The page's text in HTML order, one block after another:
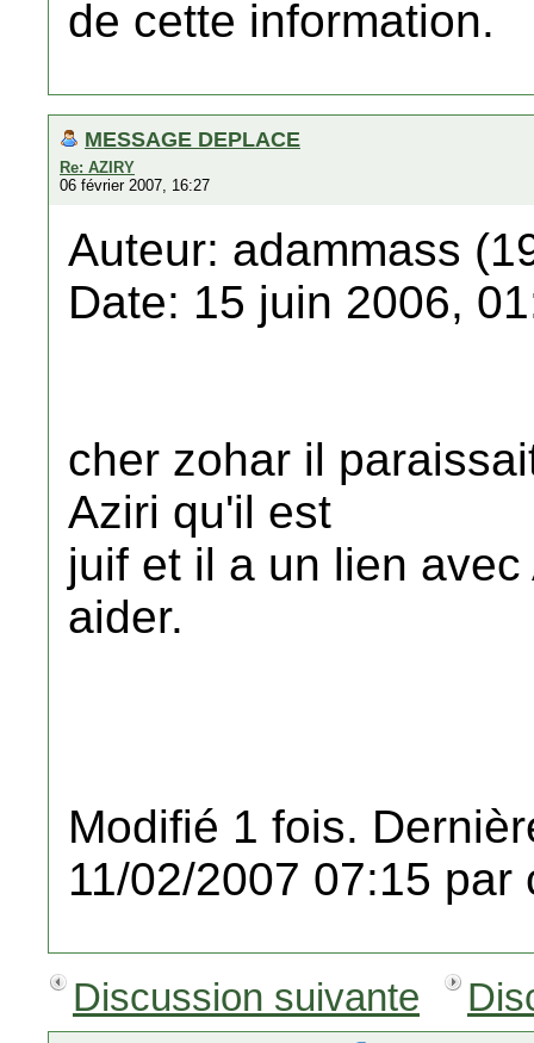
de cette information.
MESSAGE DEPLACE
Re: AZIRY
06 février 2007, 16:27
Auteur: adammass
Date: 15 juin 2006,
cher zohar il
Aziri qu'il est
juif et il a un lien
aider.
Modifié 1 fois.
11/02/2007 07:15 par
Discussion suivante